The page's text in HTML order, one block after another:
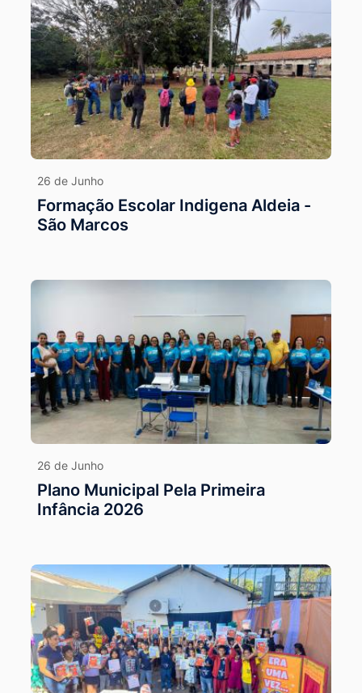
26 de Junho
Formação Escolar Indigena Aldeia -
São Marcos
26 de Junho
Plano Municipal Pela Primeira
Infância 2026